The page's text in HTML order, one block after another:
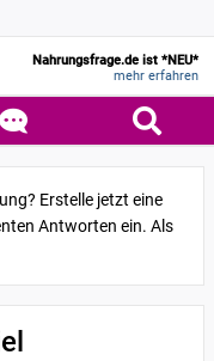
Nahrungsfrage.de ist *NEU*
mehr erfahren
Erstelle jetzt eine
Antworten ein. Als